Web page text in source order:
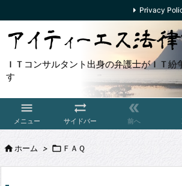
ＩＴコンサルタント出身の弁護士がＩＴ
す

メニュー

サイドバー

前へ
Privacy
ホーム >  ＦＡＱ